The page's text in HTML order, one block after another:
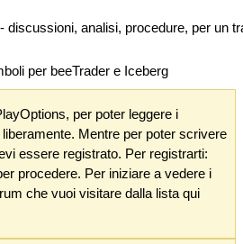
discussioni, analisi, procedure, per un
per beeTrader e Iceberg
per poter leggere i
Mentre per poter scrivere
essere registrato. Per registrarti:
procedere. Per iniziare a vedere i
che vuoi visitare dalla lista qui